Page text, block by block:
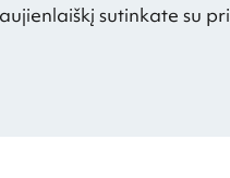
sutinkate su